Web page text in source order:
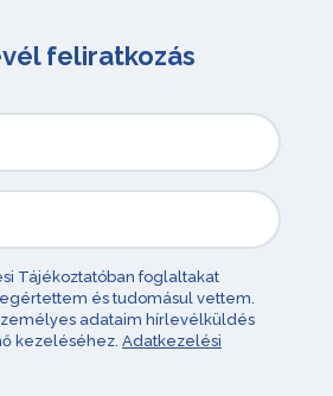
feliratkozás
Tájékoztatóban foglaltakat
és tudomásul vettem.
adataim hírlevélküldés
kezeléséhez. Adatkezelési